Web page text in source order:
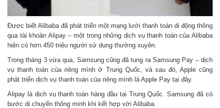
Được biết Alibaba đã phát triển một mạng lưới thanh toán di động thông
qua tài khoản Alipay – một trong những dịch vụ thanh toán của Alibaba
hiện có hơn 450 triệu người sử dụng thường xuyên.
Trong tháng 3 vừa qua, Samsung cũng đã tung ra Samsung Pay – dịch
vụ thanh toán của riêng mình ở Trung Quốc, và sau đó, Apple cũng
phát triển dịch vụ thanh toán của riêng mình là Apple Pay tại đây.
Alipay là dịch vụ thanh toán hàng đầu tại Trung Quốc. Samsung đã có
bước di chuyển thông minh khi kết hợp với Alibaba.